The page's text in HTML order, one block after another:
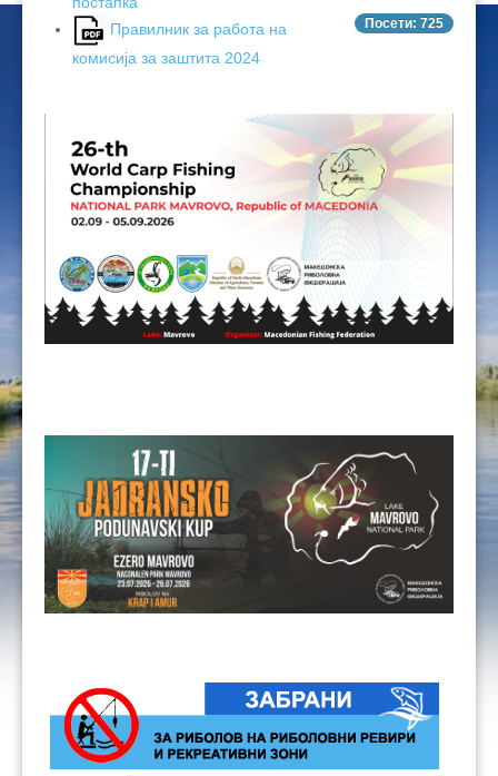
Посети: 725
Правилник за работа на
комисија за заштита 2024
ЦЕНОВНИЦИ 2020
ЦЕНОВНИЦИ 2018
ЦЕНОВНИЦИ 2017
ЦЕНОВНИЦИ 2016